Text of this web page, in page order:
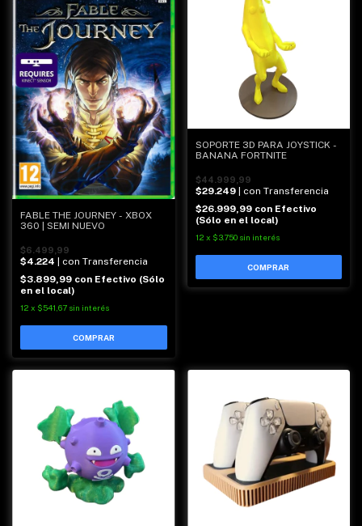
FABLE THE JOURNEY - XBOX
360 | SEMI NUEVO
$6.499,99
$4.224 | con Transferencia
$3.899,99 con Efectivo (Sólo
en el local)
12 x $541,67 sin interés
SOPORTE 3D PARA JOYSTICK -
BANANA FORTNITE
$44.999,99
$29.249 | con Transferencia
$26.999,99 con Efectivo
(Sólo en el local)
12 x $3.750 sin interés